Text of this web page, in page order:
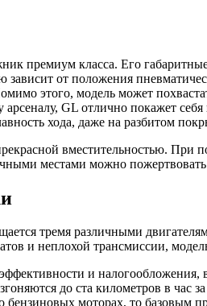
премиум класса. Его
зависит от положения
этого, модель может
GL отлично покажет
хода, даже на разбитом
вместительностью. При
местами можно
тремя различными
и неплохой трансмиссии,
и
до ста километров в час
моторах, то базовым